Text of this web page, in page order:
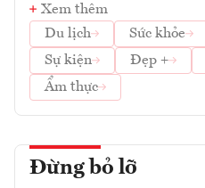
Xem thêm
Du lịch
Sức khỏe
Sự kiện
Đẹp +
Ẩm thực
Đừng bỏ lỡ